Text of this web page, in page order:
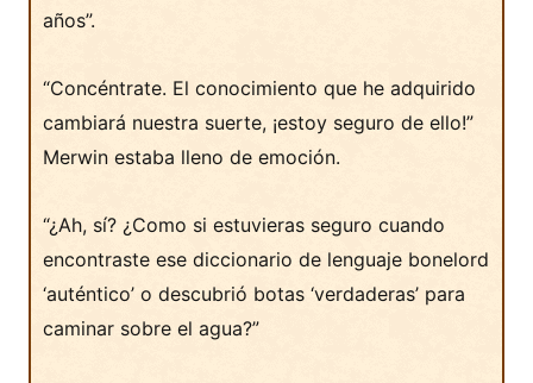
años”.
“Concéntrate. El conocimiento que he adquirido
cambiará nuestra suerte, ¡estoy seguro de ello!”
Merwin estaba lleno de emoción.
“¿Ah, sí? ¿Como si estuvieras seguro cuando
encontraste ese diccionario de lenguaje bonelord
‘auténtico’ o descubrió botas ‘verdaderas’ para
caminar sobre el agua?”